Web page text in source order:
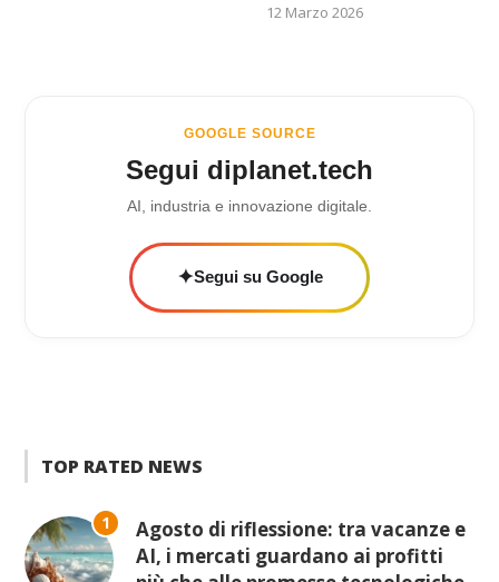
12 Marzo 2026
GOOGLE SOURCE
Segui diplanet.tech
AI, industria e innovazione digitale.
✦Segui su Google
TOP RATED NEWS
1
Agosto di riflessione: tra vacanze e
AI, i mercati guardano ai profitti